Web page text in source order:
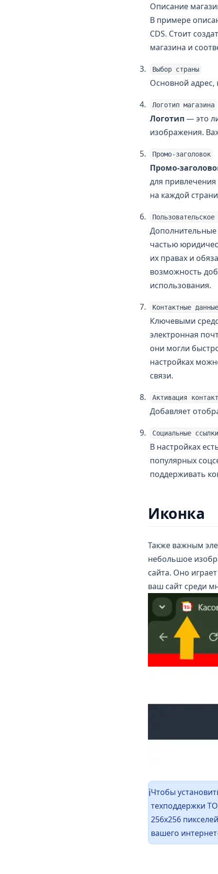
Описание
В примере
CDS. Стоит
магазина и
Выбор страны
Основной адрес,
Логотип магазина
Логотип— это
изображения.
Промо-заголовок
Промо-
для
на каждой
частью
их правах и
возможность
использования.
Контактные данные
Ключевыми
электронная
они могли
настройках
связи.
Активация
Добавляет
Социальные ссылки
В настройках
популярных
поддерживать
Иконка
Также важным
небольшое
сайта. Оно
ваш сайт среди
ℹ️Чтобы
техподдержки
256x256
вашего